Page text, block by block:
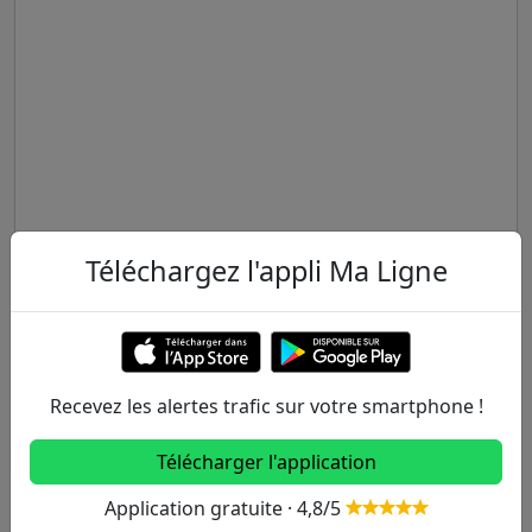
Téléchargez l'appli Ma Ligne
Recevez les alertes trafic sur votre smartphone !
Télécharger l'application
Application gratuite · 4,8/5